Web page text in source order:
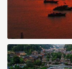
江苏连云港